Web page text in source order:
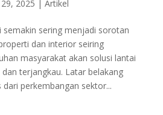
2025 | Artikel
sering menjadi sorotan
dan interior seiring
masyarakat akan solusi lantai
terjangkau. Latar belakang
perkembangan sektor...